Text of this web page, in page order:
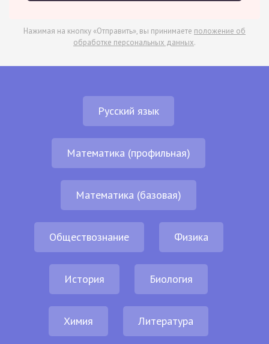
Нажимая на кнопку «Отправить», вы принимаете положение об
обработке персональных данных.
Русский язык
Математика (профильная)
Математика (базовая)
Обществознание Физика
История Биология
Химия Литература